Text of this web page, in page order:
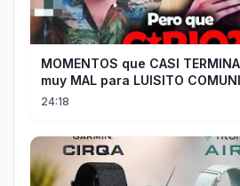
MOMENTOS que CASI
muy MAL para LUISITO
24:18